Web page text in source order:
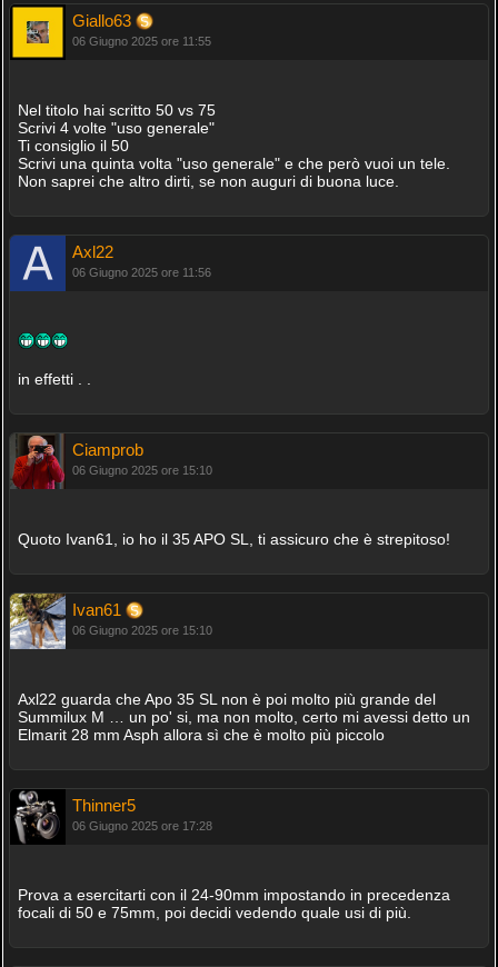
Giallo63
06 Giugno 2025 ore 11:55
Nel titolo hai scritto 50 vs 75
Scrivi 4 volte "uso generale"
Ti consiglio il 50
Scrivi una quinta volta "uso generale" e che però vuoi un tele.
Non saprei che altro dirti, se non auguri di buona luce.
Axl22
06 Giugno 2025 ore 11:56
in effetti . .
Ciamprob
06 Giugno 2025 ore 15:10
Quoto Ivan61, io ho il 35 APO SL, ti assicuro che è strepitoso!
Ivan61
06 Giugno 2025 ore 15:10
Axl22 guarda che Apo 35 SL non è poi molto più grande del
Summilux M … un po' si, ma non molto, certo mi avessi detto un
Elmarit 28 mm Asph allora sì che è molto più piccolo
Thinner5
06 Giugno 2025 ore 17:28
Prova a esercitarti con il 24-90mm impostando in precedenza
focali di 50 e 75mm, poi decidi vedendo quale usi di più.